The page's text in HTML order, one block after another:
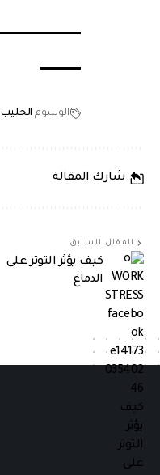
الوسوم الحليب
شارك المقالة
المقال السابق
كيف يؤثر التوتر على
الدماغ